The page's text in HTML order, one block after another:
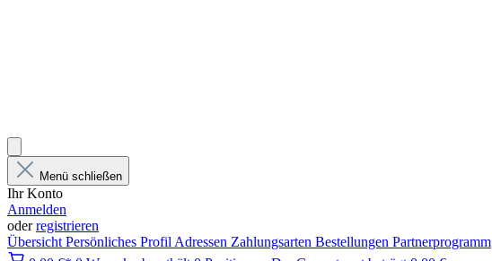
Menü schließen
Ihr Konto
Anmelden
oderregistrieren
Übersicht Persönliches Profil Adressen Zahlungsarten Bestellungen Partnerprogramm